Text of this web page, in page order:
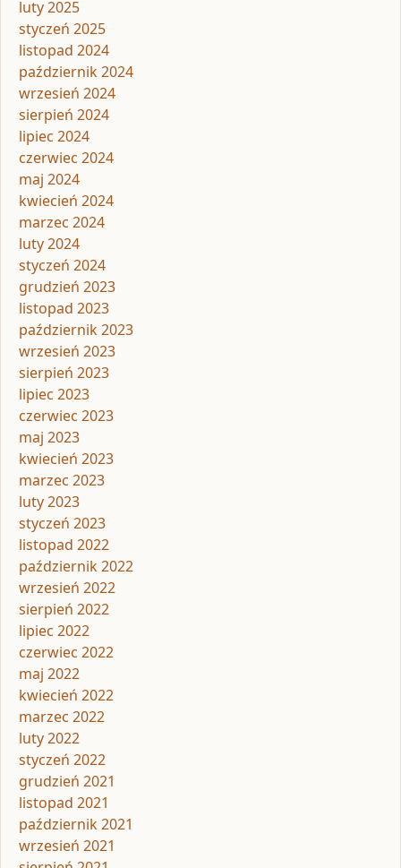
luty 2025
styczeń 2025
listopad 2024
październik 2024
wrzesień 2024
sierpień 2024
lipiec 2024
czerwiec 2024
maj 2024
kwiecień 2024
marzec 2024
luty 2024
styczeń 2024
grudzień 2023
listopad 2023
październik 2023
wrzesień 2023
sierpień 2023
lipiec 2023
czerwiec 2023
maj 2023
kwiecień 2023
marzec 2023
luty 2023
styczeń 2023
listopad 2022
październik 2022
wrzesień 2022
sierpień 2022
lipiec 2022
czerwiec 2022
maj 2022
kwiecień 2022
marzec 2022
luty 2022
styczeń 2022
grudzień 2021
listopad 2021
październik 2021
wrzesień 2021